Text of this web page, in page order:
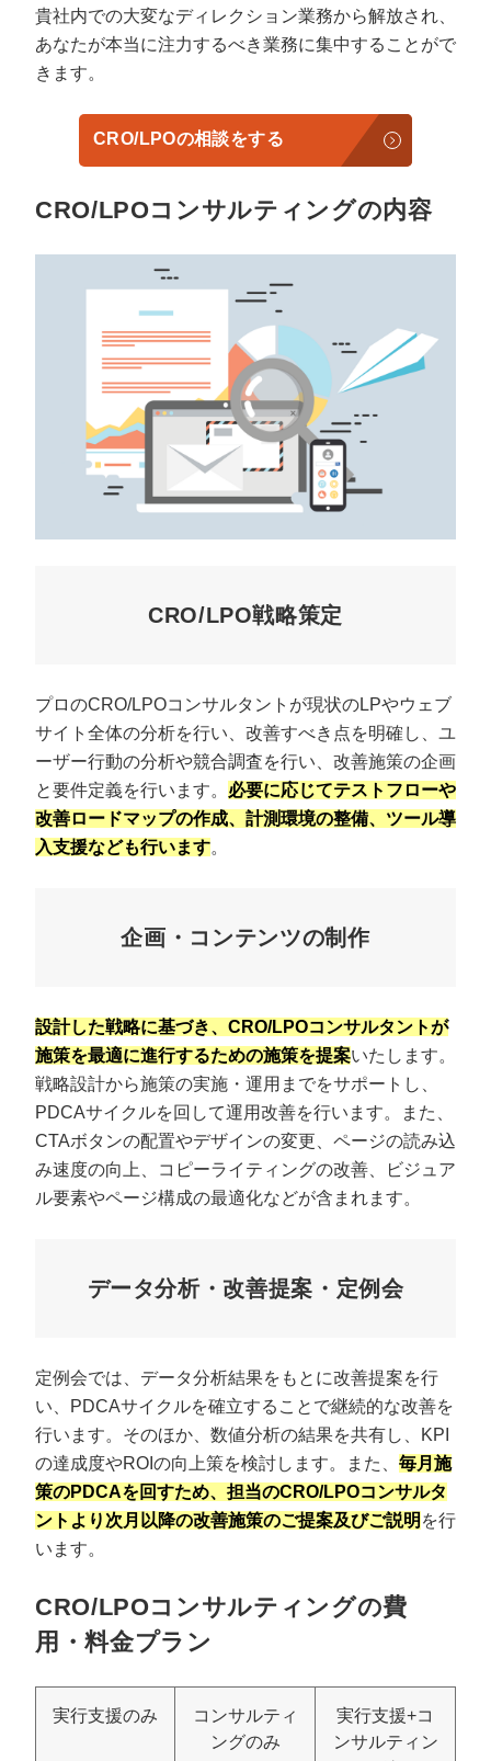
貴社内での大変なディレクション業務から解放され、
あなたが本当に注力するべき業務に集中することがで
きます。
CRO/LPOの相談をする
CRO/LPOコンサルティングの内容
CRO/LPO戦略策定
プロのCRO/LPOコンサルタントが現状のLPやウェブ
サイト全体の分析を行い、改善すべき点を明確し、ユ
ーザー行動の分析や競合調査を行い、改善施策の企画
と要件定義を行います。 必要に応じてテストフローや
改善ロードマップの作成、計測環境の整備、ツール導
入支援なども行います。
企画・コンテンツの制作
設計した戦略に基づき、CRO/LPOコンサルタントが
施策を最適に進行するための施策を提案いたします。
戦略設計から施策の実施・運用までをサポートし、
PDCAサイクルを回して運用改善を行います。また、
CTAボタンの配置やデザインの変更、ページの読み込
み速度の向上、コピーライティングの改善、ビジュア
ル要素やページ構成の最適化などが含まれます。
データ分析・改善提案・定例会
定例会では、データ分析結果をもとに改善提案を行
い、PDCAサイクルを確立することで継続的な改善を
行います。そのほか、数値分析の結果を共有し、KPI
の達成度やROIの向上策を検討します。また、 毎月施
策のPDCAを回すため、担当のCRO/LPOコンサルタ
ントより次月以降の改善施策のご提案及びご説明 を行
います。
CRO/LPOコンサルティングの費
用・料金プラン
実行支援のみ
コンサルティ
ングのみ
実行支援+コ
ンサルティン